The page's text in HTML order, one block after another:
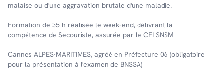
malaise ou d'une aggravation brutale d'une maladie.
Formation de 35 h réalisée le week-end, délivrant la
compétence de Secouriste, assurée par le CFI SNSM
Cannes ALPES-MARITIMES, agréé en Préfecture 06 (obligatoire
pour la présentation à l'examen de BNSSA)